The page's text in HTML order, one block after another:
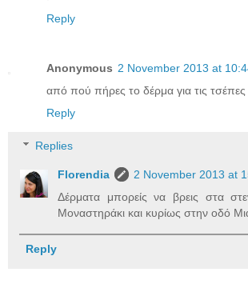
Reply
Anonymous 2 November 2013 at
από πού πήρες το δέρμα για τις
Reply
Replies
Florendia
2 November 2013 at
Δέρματα μπορείς να βρεις στα
Μοναστηράκι και κυρίως στην οδό
Reply